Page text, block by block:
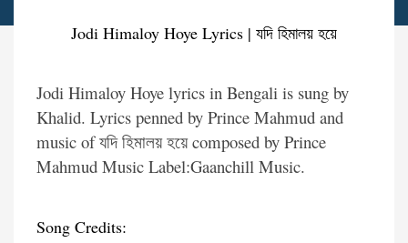
Jodi Himaloy Hoye Lyrics | যদি হিমালয় হয়ে
Jodi Himaloy Hoye lyrics in Bengali is sung by
Khalid. Lyrics penned by Prince Mahmud and
music of যদি হিমালয় হয়ে composed by Prince
Mahmud Music Label:Gaanchill Music.
Song Credits: